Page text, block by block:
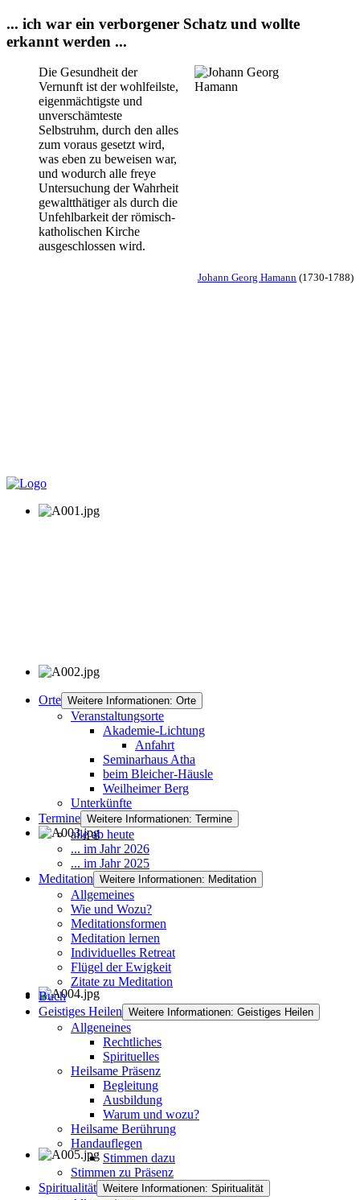
... ich war ein verborgener Schatz und wollte
erkannt werden ...
Die Gesundheit der
Vernunft ist der wohlfeilste,
eigenmächtigste und
unverschämteste
Selbstruhm, durch den alles
zum voraus gesetzt wird,
was eben zu beweisen war,
und wodurch alle freye
Untersuchung der Wahrheit
gewaltthätiger als durch die
Unfehlbarkeit der römisch-
katholischen Kirche
ausgeschlossen wird.
Johann Georg Hamann (1730-1788)
Orte Weitere Informationen: Orte
Veranstaltungsorte
Akademie-Lichtung
Anfahrt
Seminarhaus Atha
beim Bleicher-Häusle
Weilheimer Berg
Unterkünfte
Termine Weitere Informationen: Termine
alle ab heute
... im Jahr 2026
... im Jahr 2025
Meditation Weitere Informationen: Meditation
Allgemeines
Wie und Wozu?
Meditationsformen
Meditation lernen
Individuelles Retreat
Flügel der Ewigkeit
Zitate zu Meditation
Buch
Geistiges Heilen Weitere Informationen: Geistiges Heilen
Allgeneines
Rechtliches
Spirituelles
Heilsame Präsenz
Begleitung
Ausbildung
Warum und wozu?
Heilsame Berührung
Handauflegen
Stimmen dazu
Stimmen zu Präsenz
Spiritualität Weitere Informationen: Spiritualität